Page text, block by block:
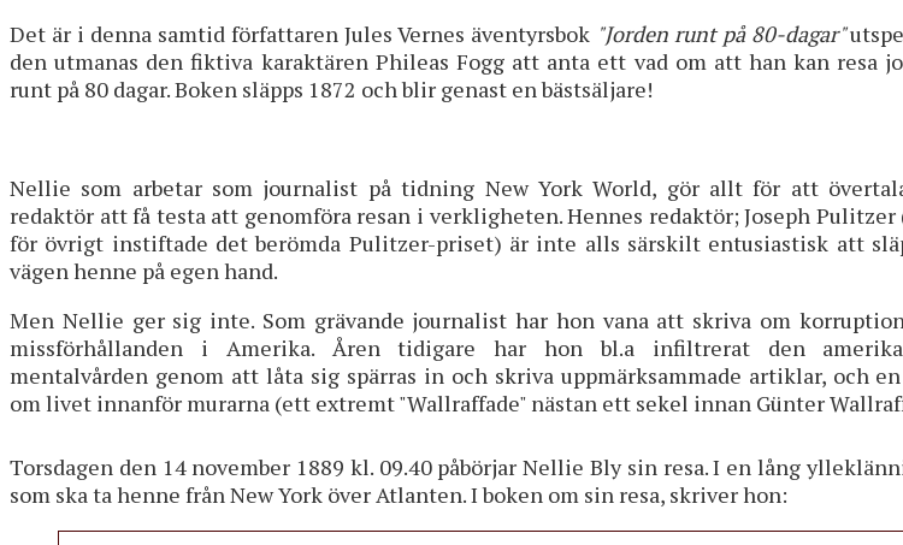
Det är i denna samtid författaren Jules Vernes äventyrsbok "Jorden runt på 80-dagar"
den utmanas den fiktiva karaktären Phileas Fogg att anta ett vad om att han kan resa
runt på 80 dagar. Boken släpps 1872 och blir genast en bästsäljare!
Nellie som arbetar som journalist på tidning New York World, gör allt för att
redaktör att få testa att genomföra resan i verkligheten. Hennes redaktör; Joseph Pulitzer
för övrigt instiftade det berömda Pulitzer-priset) är inte alls särskilt entusiastisk att
vägen henne på egen hand.
Men Nellie ger sig inte. Som grävande journalist har hon vana att skriva om
missförhållanden i Amerika. Åren tidigare har hon bl.a infiltrerat den
mentalvården genom att låta sig spärras in och skriva uppmärksammade artiklar, och
om livet innanför murarna (ett extremt "Wallraffade" nästan ett sekel innan Günter
Torsdagen den 14 november 1889 kl. 09.40 påbörjar Nellie Bly sin resa. I en lång
som ska ta henne från New York över Atlanten. I boken om sin resa, skriver hon: